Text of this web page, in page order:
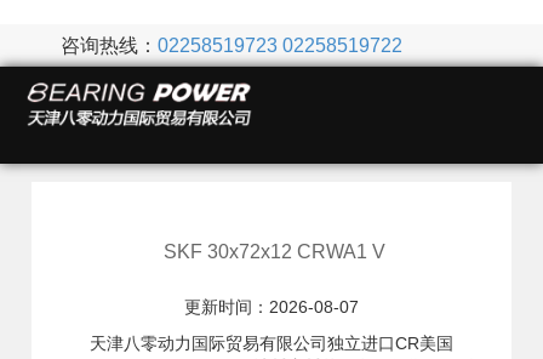
咨询热线： 02258519723 02258519722
SKF 30x72x12 CRWA1 V
更新时间：2026-08-07
天津八零动力国际贸易有限公司独立进口CR美国